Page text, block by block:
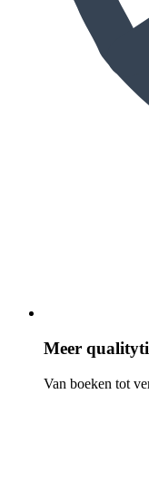
Meer
Van boeken tot